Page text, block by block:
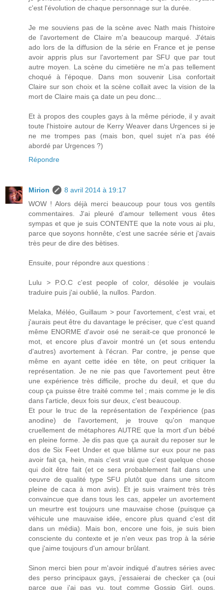
c'est l'évolution de chaque personnage sur la durée.
Je me souviens pas de la scène avec Nath mais l'histoire
de l'avortement de Claire m'a beaucoup marqué. J'étais
ado lors de la diffusion de la série en France et je pense
avoir appris plus sur l'avortement par SFU que par tout
autre moyen. La scène du cimetière ne m'a pas tellement
choqué à l'époque. Dans mon souvenir Lisa confortait
Claire sur son choix et la scène collait avec la vision de la
mort de Claire mais ça date un peu donc...
Et à propos des couples gays à la même période, il y avait
toute l'histoire autour de Kerry Weaver dans Urgences si je
ne me trompes pas (mais bon, quel sujet n'a pas été
abordé par Urgences ?)
Répondre
Mirion
8 avril 2014 à 19:17
WOW ! Alors déjà merci beaucoup pour tous vos gentils
commentaires. J'ai pleuré d'amour tellement vous êtes
sympas et que je suis CONTENTE que la note vous ai plu,
parce que soyons honnête, c'est une sacrée série et j'avais
très peur de dire des bètises.
Ensuite, pour répondre aux questions :
Lulu > P.O.C c'est people of color, désolée je voulais
traduire puis j'ai oublié, la nullos. Pardon.
Melaka, Méléo, Guillaum > pour l'avortement, c'est vrai, et
j'aurais peut être du davantage le préciser, que c'est quand
même ENORME d'avoir osé ne serait-ce que prononcé le
mot, et encore plus d'avoir montré un (et sous entendu
d'autres) avortement à l'écran. Par contre, je pense que
même en ayant cette idée en tête, on peut critiquer la
représentation. Je ne nie pas que l'avortement peut être
une expérience très difficile, proche du deuil, et que du
coup ça puisse être traité comme tel ; mais comme je le dis
dans l'article, deux fois sur deux, c'est beaucoup.
Et pour le truc de la représentation de l'expérience (pas
anodine) de l'avortement, je trouve qu'on manque
cruellement de métaphores AUTRE que la mort d'un bébé
en pleine forme. Je dis pas que ça aurait du reposer sur le
dos de Six Feet Under et que blâme sur eux pour ne pas
avoir fait ça, hein, mais c'est vrai que c'est quelque chose
qui doit être fait (et ce sera probablement fait dans une
oeuvre de qualité type SFU plutôt que dans une sitcom
pleine de caca à mon avis). Et je suis vraiment très très
convaincue que dans tous les cas, appeler un avortement
un meurtre est toujours une mauvaise chose (puisque ça
véhicule une mauvaise idée, encore plus quand c'est dit
dans un média). Mais bon, encore une fois, je suis bien
consciente du contexte et je n'en veux pas trop à la série
que j'aime toujours d'un amour brûlant.
Sinon merci bien pour m'avoir indiqué d'autres séries avec
des perso principaux gays, j'essaierai de checker ça (oui
parce que j'ai pas vu, tout comme Gossip Girl, oups,